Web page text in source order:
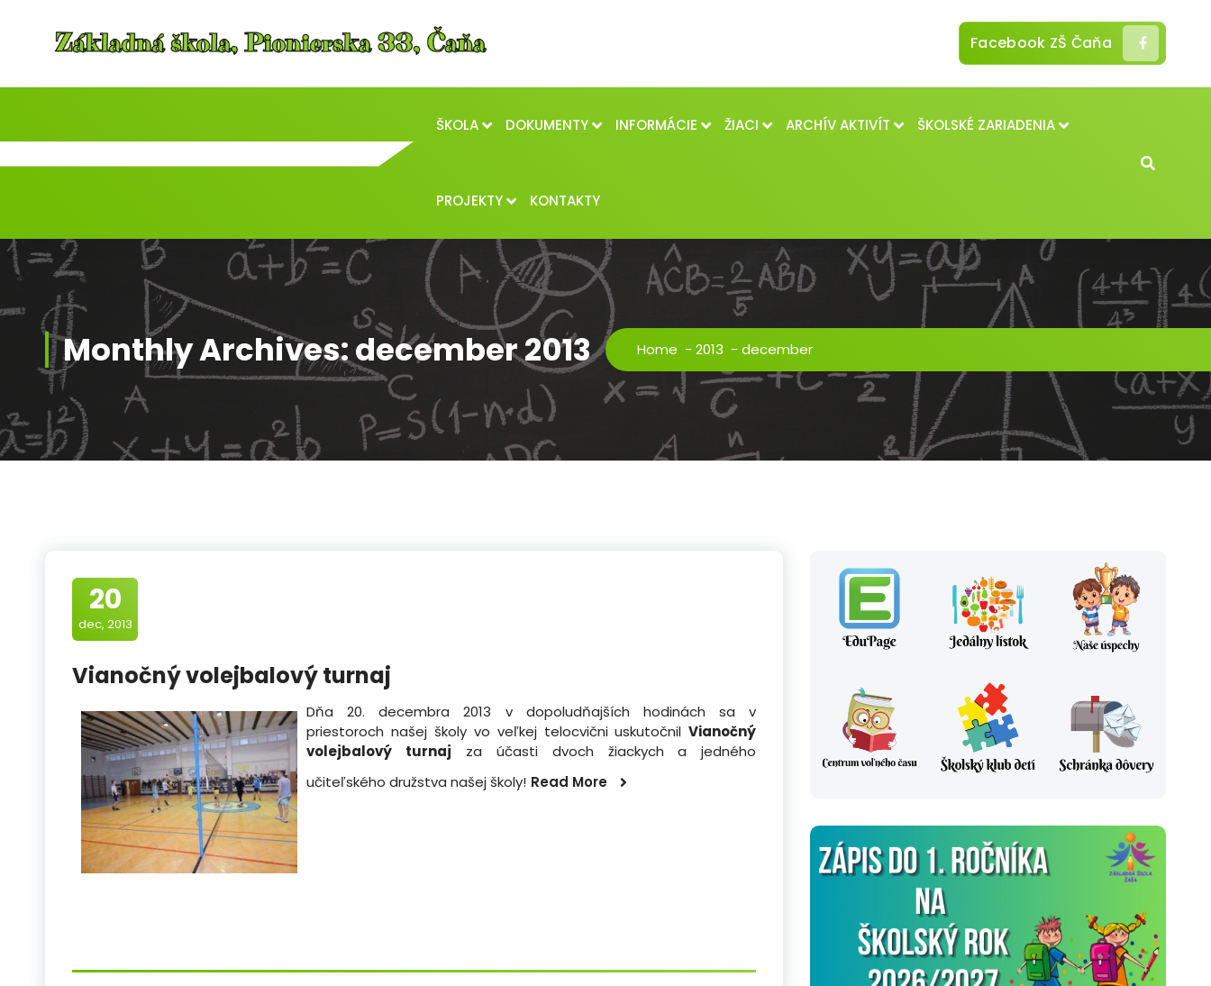
Facebook ZŠ Čaňa
ŠKOLA DOKUMENTY INFORMÁCIE ŽIACI ARCHÍV AKTIVÍT ŠKOLSKÉ ZARIADENIA
PROJEKTY KONTAKTY
Monthly Archives: december 2013 Home - 2013 - december
20
dec, 2013
Vianočný volejbalový turnaj
Dňa 20. decembra 2013 v dopoludňajších hodinách sa v
priestoroch našej školy vo veľkej telocvični uskutočnilVianočný
volejbalový turnaj za účasti dvoch žiackych a jedného
učiteľského družstva našej školy! Read More